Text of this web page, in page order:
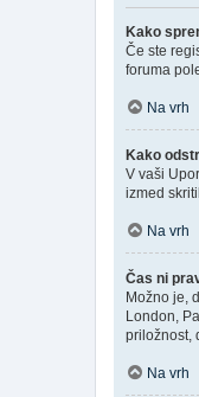
Kako
Če ste
foruma
Na vrh
Kako
V vaši
izmed
Na vrh
Čas ni
Možno je,
London,
priložnost,
Na vrh